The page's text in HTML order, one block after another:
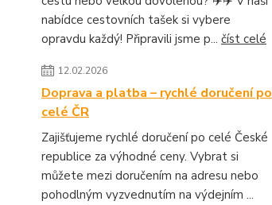
nabídce cestovních tašek si vybere
opravdu každý! Připravili jsme p... číst celé
12.02.2026
Doprava a platba – rychlé doručení po
celé ČR
Zajišťujeme rychlé doručení po celé České
republice za výhodné ceny. Vybrat si
můžete mezi doručením na adresu nebo
pohodlným vyzvednutím na výdejním ...